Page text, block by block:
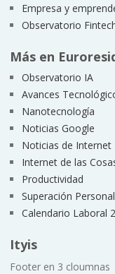
Empresa y
Observatorio
Más en
Observatorio IA
Avances
Nanotecnología
Noticias Google
Noticias de Internet
Internet de las
Productividad
Superación Personal
Calendario Laboral
Ityis
Footer en 3 cloumnas